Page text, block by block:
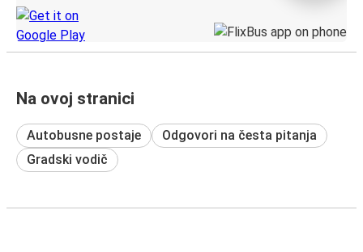
Na ovoj stranici
Autobusne postaje
Odgovori na česta pitanja
Gradski vodič